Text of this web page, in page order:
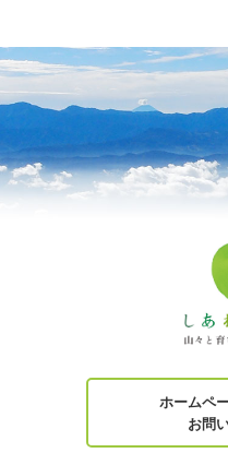
ホームペ
お問